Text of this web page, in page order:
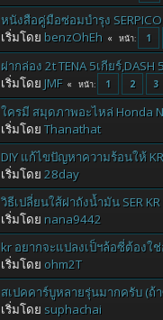
หนังสือคู่มือซ่อมบำรุง SERPICO
เริ่มโดย benzOhEh หน้า 1
ผ่ากล่อง 2t TENA 5เกียร์,DASH
เริ่มโดย JMF หน้า 1 2 3
ใครมี สมุดภาพอะไหล่ Honda
เริ่มโดย Thanathat
DIY แก้ไขปัญหาความร้อนให้
เริ่มโดย 28day
วิธีเปลี่ยนใส้ฝาถังน้ำมัน SER KR
เริ่มโดย nana9442
kr อยากจะแปลงเป็ฯล้อซี่ต้องใช่
เริ่มโดย ohm2T
สเปคคาร์บูหลายรุ่นมากครับ (ถ้
เริ่มโดย suphachai